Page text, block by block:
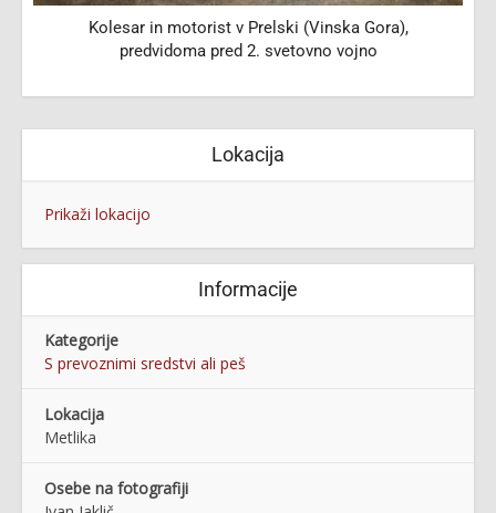
Kolesar in motorist v Prelski (Vinska Gora),
predvidoma pred 2. svetovno vojno
Lokacija
Prikaži lokacijo
Informacije
Kategorije
S prevoznimi sredstvi ali peš
Lokacija
Metlika
Osebe na fotografiji